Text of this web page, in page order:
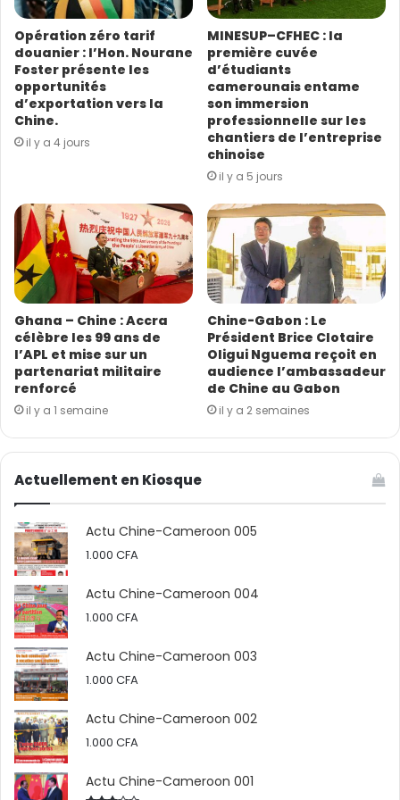
de viande à réaliser le rêve chinois du grand renouveau
de la nation chinoise, faire des choses pratiques pour le
peuple, c’est toujours sa conviction la plus forte.
(Source/photo : CGTN Français)
s
s
e
E
m
a
l
Opération zéro tarif
douanier : l’Hon. Nourane
Foster présente les
opportunités
d’exportation vers la
Chine.
il y a 4 jours
MINESUP–CFHEC : la
première cuvée
d’étudiants
camerounais entame
son immersion
professionnelle sur les
chantiers de l’entreprise
chinoise
il y a 5 jours
Ghana – Chine : Accra
célèbre les 99 ans de
l’APL et mise sur un
partenariat militaire
renforcé
il y a 1 semaine
Chine-Gabon : Le
Président Brice Clotaire
Oligui Nguema reçoit en
audience l’ambassadeur
de Chine au Gabon
il y a 2 semaines
Actuellement en Kiosque
Actu Chine-Cameroon 005
1.000 CFA
Actu Chine-Cameroon 004
1.000 CFA
Actu Chine-Cameroon 003
1.000 CFA
Actu Chine-Cameroon 002
1.000 CFA
Actu Chine-Cameroon 001